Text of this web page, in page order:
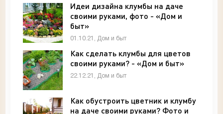
Идеи дизайна клумбы на даче
своими руками, фото - «Дом и
быт»
01.10.21, Дом и быт
Как сделать клумбы для цветов
своими руками? - «Дом и быт»
22.12.21, Дом и быт
Как обустроить цветник и клумбу
на даче своими руками? Фото и